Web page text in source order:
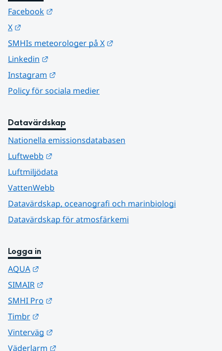
Facebook
X
SMHIs meteorologer på X
Linkedin
Instagram
Policy för sociala medier
Datavärdskap
Nationella emissionsdatabasen
Luftwebb
Luftmiljödata
VattenWebb
Datavärdskap, oceanografi och marinbiologi
Datavärdskap för atmosfärkemi
Logga in
AQUA
SIMAIR
SMHI Pro
Timbr
Vinterväg
Väderlarm